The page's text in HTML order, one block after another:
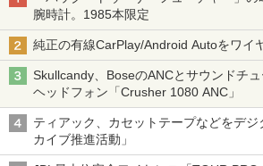
腕時計。1985本限定
純正の有線CarPlay/Android Autoをワイ
Skullcandy、BoseのANCとサウンドチ
ヘッドフォン「Crusher 1080 ANC」
ティアック、カセットテープなどをデ
カイブ推進活動」